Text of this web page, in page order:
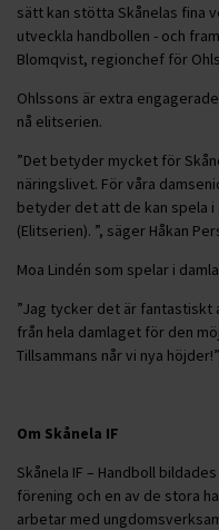
sätt kan stötta Skånelas fina
utveckla handbollen - och
Blomqvist, regionchef för
Ohlssons är extra
nå elitserien.
”Det betyder mycket för
näringslivet. För våra
betyder det att de kan spela i
(Elitserien). ”, säger Håkan
Moa Lindén som spelar i
”Jag tycker det är
från hela damlaget för den
Tillsammans når vi nya
Om Skånela IF
Skånela IF – Handboll
förening och en av de stora
arbetar med